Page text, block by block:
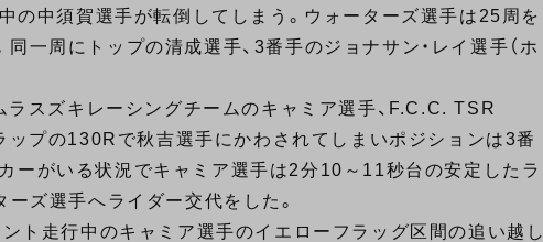
の中須賀選手が転倒してしまう。ウォーターズ選手は25周を
一周にトップの清成選手、3番手のジョナサン・レイ選手（ホ
スズキレーシングチームのキャミア選手、F.C.C. TSR
プの130Rで秋吉選手にかわされてしまいポジションは3番
ーがいる状況でキャミア選手は2分10～11秒台の安定したラ
ズ選手へライダー交代をした。
ト走行中のキャミア選手のイエローフラッグ区間の追い越し